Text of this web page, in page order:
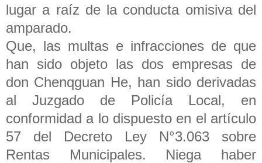
lugar a raíz de la conducta omisiva del
amparado.
Que, las multas e infracciones de que
han sido objeto las dos empresas de
don Chenqguan He, han sido derivadas
al Juzgado de Policía Local, en
conformidad a lo dispuesto en el artículo
57 del Decreto Ley N°3.063 sobre
Rentas Municipales. Niega haber